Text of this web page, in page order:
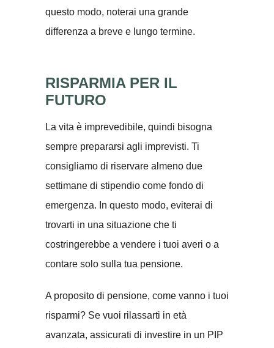
questo modo, noterai una grande
differenza a breve e lungo termine.
RISPARMIA PER IL
FUTURO
La vita è imprevedibile, quindi bisogna
sempre prepararsi agli imprevisti. Ti
consigliamo di riservare almeno due
settimane di stipendio come fondo di
emergenza. In questo modo, eviterai di
trovarti in una situazione che ti
costringerebbe a vendere i tuoi averi o a
contare solo sulla tua pensione.
A proposito di pensione, come vanno i tuoi
risparmi? Se vuoi rilassarti in età
avanzata, assicurati di investire in un PIP